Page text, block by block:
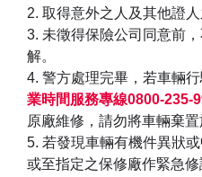
2. 取得意外之人及其他證人
3. 未徵得保險公司同意前
解。
4. 警方處理完畢，若車輛
業時間服務專線0800-235-
原廠維修，請勿將車輛棄置
5. 若發現車輛有機件異狀
或至指定之保修廠作緊急